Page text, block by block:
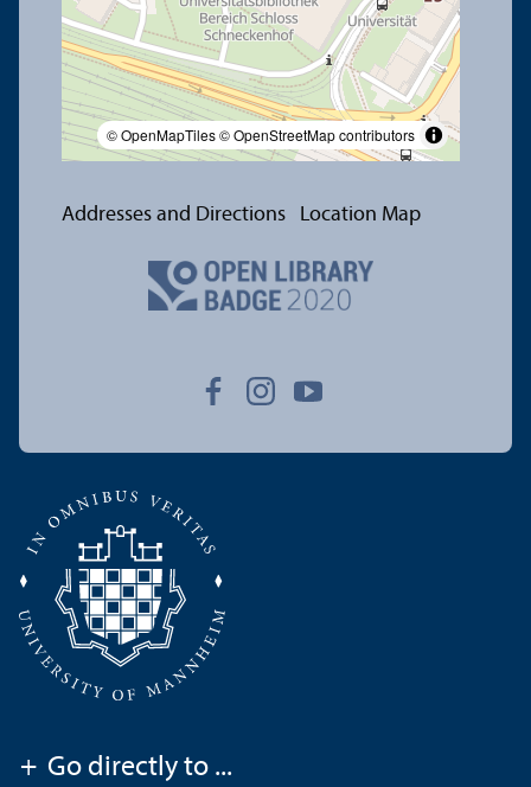
© OpenMapTiles© OpenStreetMap contributors
Addresses and Directions Location Map
+ Go directly to ...